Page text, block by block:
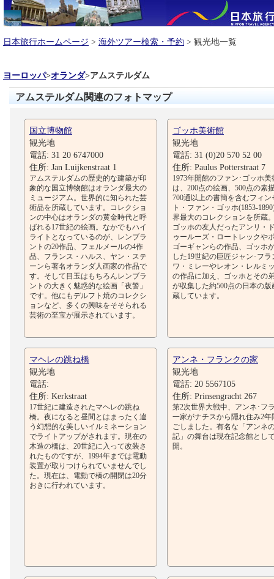
日本旅行ホームページ > 海外ツアー検索・予約 > 観光地一覧
ヨーロッパ>オランダ>アムステルダム
アムステルダム関連のフォトマップ
国立博物館
観光地
電話: 31 20 6747000
住所: Jan Luijkenstraat 1
アムステルダムの歴史的な建築が印
象的な国立博物館はオランダ最大の
ミュージアム。世界的に知られた芸
術品を所蔵しています。コレクショ
ンの中心はオランダの黄金時代と呼
ばれる17世紀の絵画。なかでもハイ
ライトとなっているのが、レンブラ
ントの20作品、フェルメールの4作
品、フランス・ハルス、ヤン・ステ
ーンら著名オランダ人画家の作品で
す。そして目玉はもちろんレンブラ
ントの大きく魅惑的な絵画「夜警」
です。他にもデルフト焼のコレクシ
ョンなど、多くの興味をそそられる
芸術の至宝が展示されています。
ゴッホ美術館
観光地
電話: 31 (0)20 570 52 00
住所: Paulus Potterstraat 7
1973年開館のファン･ゴッホ美
は、200点の絵画、500点の素
700通以上の書簡を含むフィン
ト・ファン・ゴッホ(1853-
界最大のコレクションを所蔵
ゴッホの友人だったアンリ・
ゥールーズ・ロートレックや
ゴーギャンらの作品、ゴッホ
した19世紀の巨匠ジャン･フラ
ワ・ミレーやレオン・レルミ
の作品に加え、ゴッホとその
が収集した約500点の日本の版
蔵しています。
マヘレの跳ね橋
観光地
電話:
住所: Kerkstraat
17世紀に建造されたマヘレの跳ね
橋。夜になると昼間とはまったく違
う幻想的な美しいイルミネーション
でライトアップがされます。現在の
木造の橋は、20世紀に入って改装さ
れたものですが、1994年までは電動
装置が取りつけられていませんでし
た。現在は、電動で橋の開閉は20分
おきに行われています。
アンネ・フランクの家
観光地
電話: 20 5567105
住所: Prinsengracht 267
第2次世界大戦中、アンネ･フ
一家がナチスから隠れ住み2年
ごしました。有名な「アンネ
記」の舞台は現在記念館とし
開。